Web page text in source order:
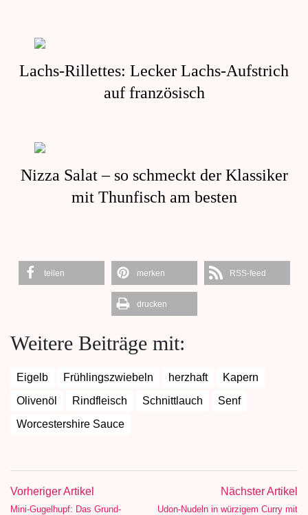
Lachs-Rillettes: Lecker Lachs-Aufstrich
auf französisch
Nizza Salat – so schmeckt der Klassiker
mit Thunfisch am besten
teilen merken RSS-feed
drucken
Weitere Beiträge mit:
Eigelb Frühlingszwiebeln herzhaft
Kapern
Olivenöl
Rindfleisch Schnittlauch
Senf
Worcestershire Sauce
Vorheriger Artikel
Mini-Gugelhupf: Das Grund-
Nächster Artikel
Udon-Nudeln in würzigem Curry mit